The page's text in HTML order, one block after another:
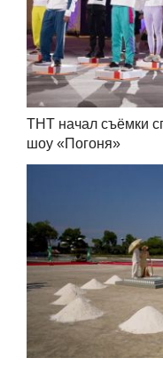
ТНТ начал съёмки
шоу «Погоня»